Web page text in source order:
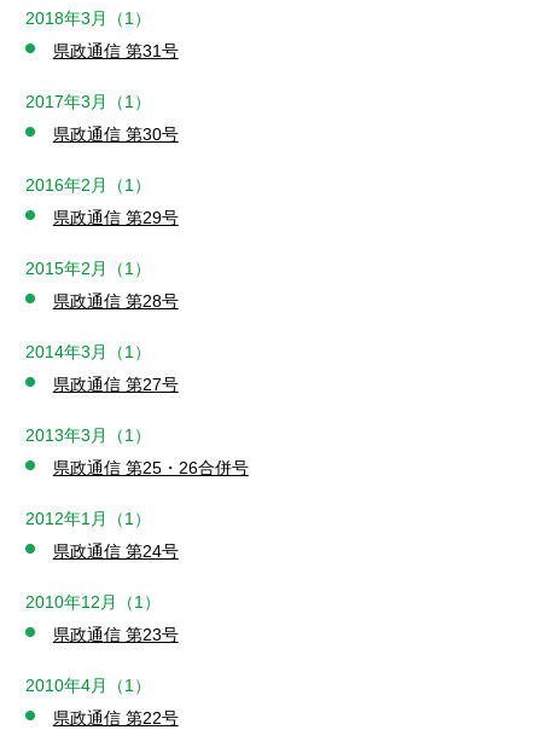
2018年3月（1）
県政通信 第31号
2017年3月（1）
県政通信 第30号
2016年2月（1）
県政通信 第29号
2015年2月（1）
県政通信 第28号
2014年3月（1）
県政通信 第27号
2013年3月（1）
県政通信 第25・26合併号
2012年1月（1）
県政通信 第24号
2010年12月（1）
県政通信 第23号
2010年4月（1）
県政通信 第22号